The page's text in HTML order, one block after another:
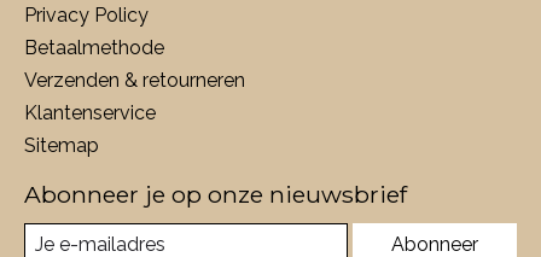
Privacy Policy
Betaalmethode
Verzenden & retourneren
Klantenservice
Sitemap
Abonneer je op onze nieuwsbrief
Abonneer